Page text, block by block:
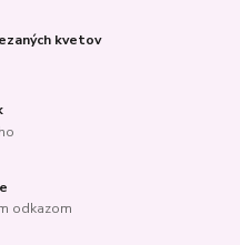
kvetov
odkazom